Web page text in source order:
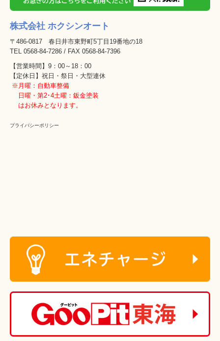
株式会社 ホクシンオート
〒486-0817 春日井市東野町5丁目19番地の18
TEL 0568-84-7286 / FAX 0568-84-7396
【営業時間】 9：00～18：00
【定休日】祝日・祭日・大型連休
※月曜：自動車整備
日曜・第2･4土曜：鈑金塗装
はお休みとなります。
プライバシーポリシー